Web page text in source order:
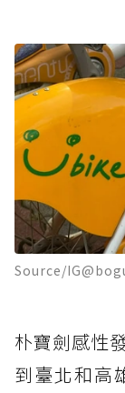
Source/
朴寶劍感性
到臺北和高